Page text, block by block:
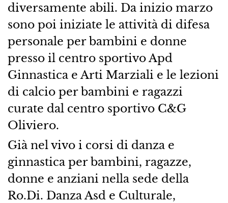
diversamente abili. Da inizio marzo
sono poi iniziate le attività di difesa
personale per bambini e donne
presso il centro sportivo Apd
Ginnastica e Arti Marziali e le lezioni
di calcio per bambini e ragazzi
curate dal centro sportivo C&G
Oliviero.
Già nel vivo i corsi di danza e
ginnastica per bambini, ragazze,
donne e anziani nella sede della
Ro.Di. Danza Asd e Culturale,